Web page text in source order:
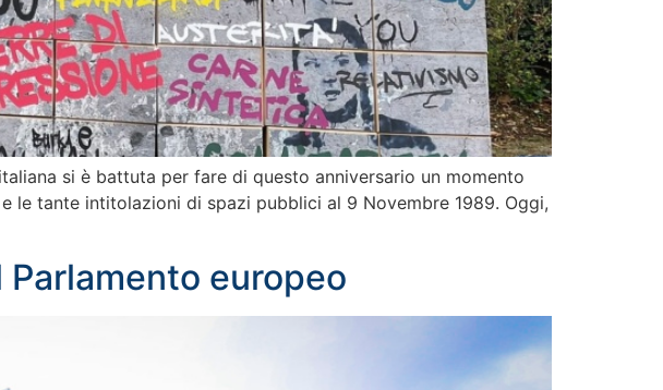
si è battuta per fare di questo anniversario un momento
le tante intitolazioni di spazi pubblici al 9 Novembre 1989. Oggi,
europeo